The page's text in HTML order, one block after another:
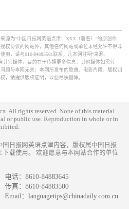
源为“中国日报网英语点津：XXX（署名）”的原创作
权协议的网站外，其他任何网站或单位未经允许不得非
，请与010-84883561联系；凡本网注明“来源：
其它媒体，目的在于传播更多信息，其他媒体如需转
题与本网无关；本网所发布的歌曲、电影片段，版权归
，请提供版权证明，以便尽快删除。
All rights reserved. None of this material
or public use. Reproduction in whole or in
国日报网英语点津内容，版权属中国日报
下载使用。 欢迎愿意与本网站合作的单位
电话： 8610-84883645
传真： 8610-84883500
Email： languagetips@chinadaily.com.cn